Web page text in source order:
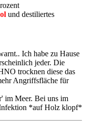
und destiliertes
Ich habe zu Hause
jeder. Die
trocknen diese das
Angriffsfläche für
im Meer. Bei uns im
Infektion *auf Holz klopf*